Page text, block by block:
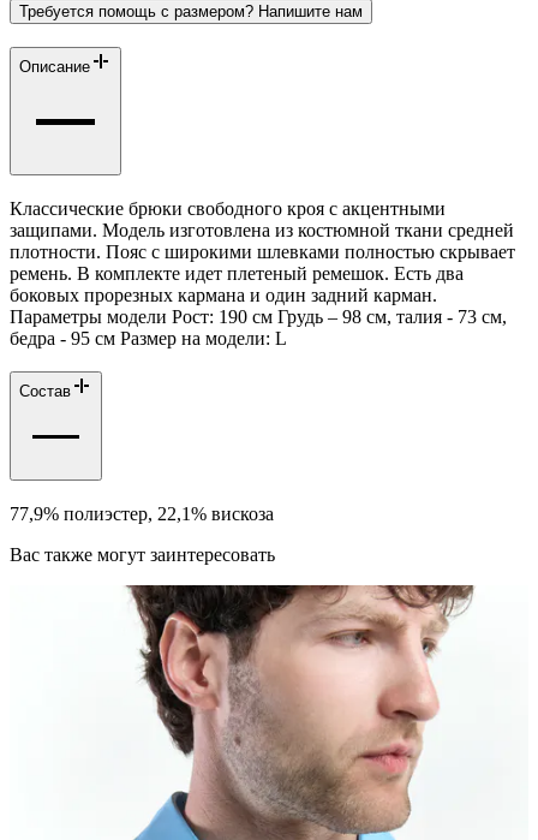
Требуется помощь с размером? Напишите нам
Описание
Классические брюки свободного кроя с акцентными
защипами. Модель изготовлена из костюмной ткани средней
плотности. Пояс с широкими шлевками полностью скрывает
ремень. В комплекте идет плетеный ремешок. Есть два
боковых прорезных кармана и один задний карман.
Параметры модели Рост: 190 см Грудь – 98 см, талия - 73 см,
бедра - 95 см Размер на модели: L
Состав
77,9% полиэстер, 22,1% вискоза
Вас также могут заинтересовать